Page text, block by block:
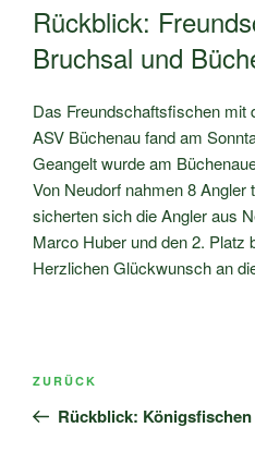
Rückblick:
Bruchsal und
Das Freundschaftsfischen mit
ASV Büchenau fand am
Geangelt wurde am
Von Neudorf nahmen 8
sicherten sich die Angler aus
Marco Huber und den 2. Platz
Herzlichen Glückwunsch an
Beitragsnavigation
Vorheriger
Beitrag
ZURÜCK
Rückblick: Königsfischen